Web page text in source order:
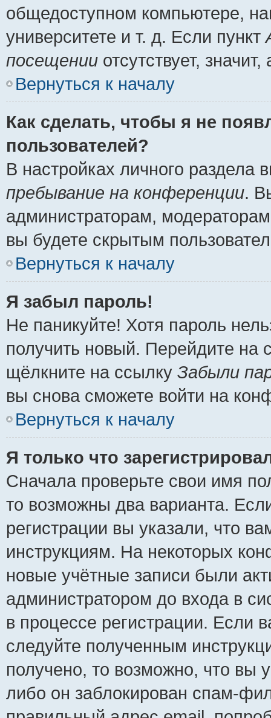
общедоступном компьютере,
университете и т. д. Если пункт
посещении отсутствует,
Вернуться к началу
Как сделать, чтобы я не
пользователей?
В настройках личного
пребывание на конференции.
администраторам,
вы будете скрытым
Вернуться к началу
Я забыл пароль!
Не паникуйте! Хотя пароль
получить новый. Перейдите на
щёлкните на ссылку Забыли
вы снова сможете войти на
Вернуться к началу
Я только что
Сначала проверьте свои имя
то возможны два варианта.
регистрации вы указали, что
инструкциям. На некоторых
новые учётные записи были
администратором до входа в
в процессе регистрации.
следуйте полученным
получено, то возможно, что вы
либо он заблокирован спам-